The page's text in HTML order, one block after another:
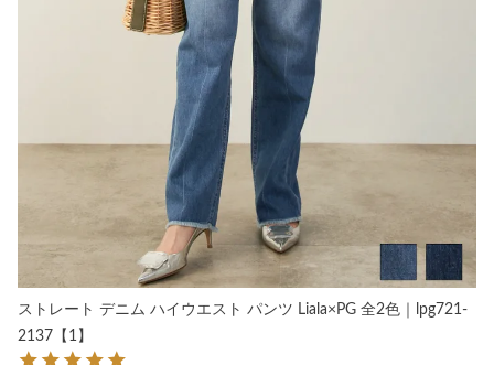
ストレート デニム ハイウエスト パンツ Liala×PG 全2色｜lpg721-
2137【1】